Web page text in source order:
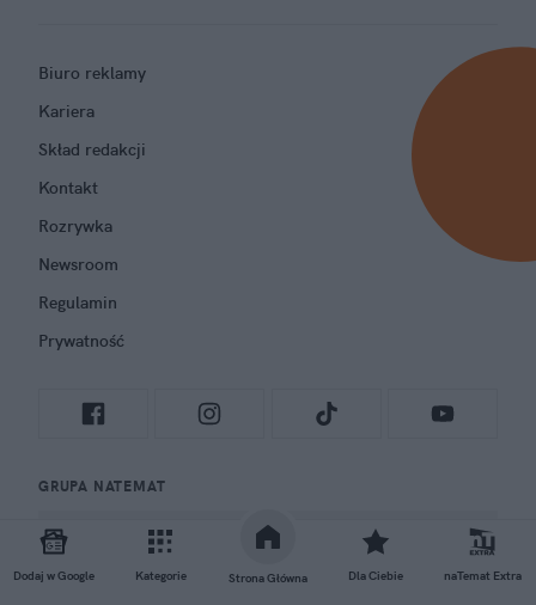
Dodaj w Google Kategorie Strona Główna Dla Ciebie naTemat Extra
Biuro reklamy
Kariera
Skład redakcji
Kontakt
Rozrywka
Newsroom
Regulamin
Prywatność
GRUPA NATEMAT